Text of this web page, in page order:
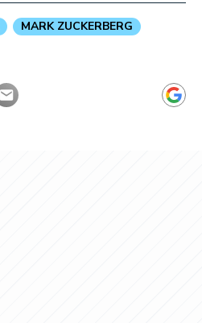
MARK ZUCKERBERG